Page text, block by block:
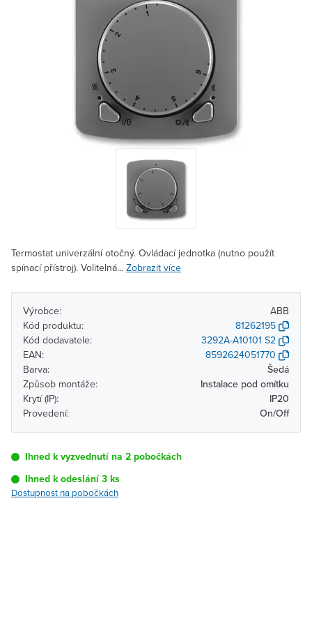
Termostat univerzální otočný. Ovládací jednotka (nutno použít
spínací přístroj). Volitelná... Zobrazit více
Výrobce:
ABB
Kód produktu:
81262195
Kód dodavatele:
3292A-A10101 S2
EAN:
8592624051770
Barva:
Šedá
Způsob montáže:
Instalace pod omítku
Krytí (IP):
IP20
Provedení:
On/Off
Ihned k vyzvednutí na 2 pobočkách
Ihned k odeslání 3 ks
Dostupnost na pobočkách